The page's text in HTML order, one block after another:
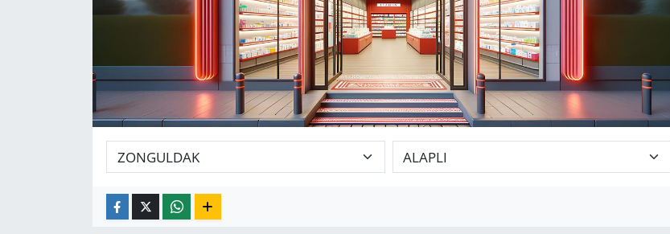
HABERDE İNSAN
KÜLTÜR SANAT
POLİTİKA